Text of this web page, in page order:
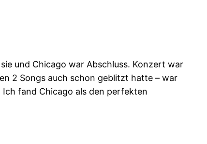
und Chicago war Abschluss. Konzert war
2 Songs auch schon geblitzt hatte – war
fand Chicago als den perfekten